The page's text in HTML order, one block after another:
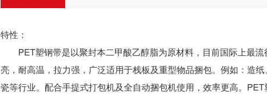
特性：
PET塑钢带是以聚封本二甲酸乙醇脂为原材料，目前国际上最流
亮，耐高温，拉力强，广泛适用于栈板及重型物品捆包。例如：造
瓷等行业。配合手提式打包机及全自动捆包机使用，效率更高。